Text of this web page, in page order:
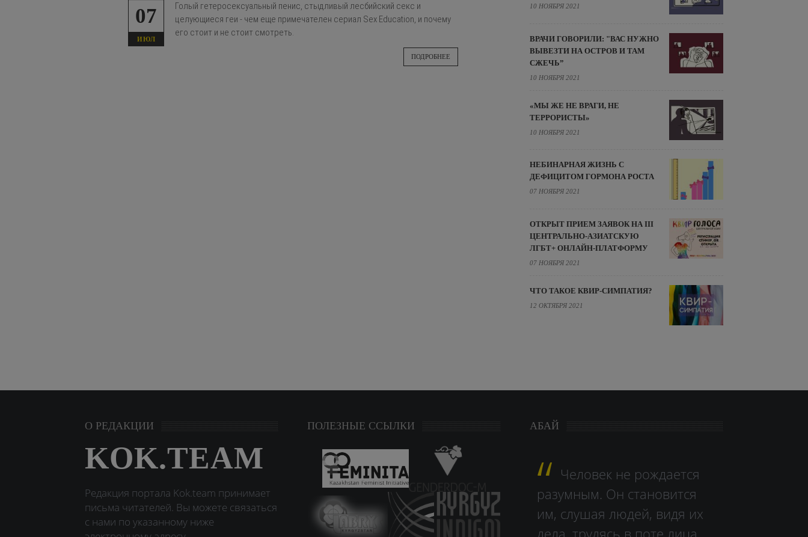
07
ИЮЛ
Голый гетеросексуальный пенис, стыдливый лесбийский секс и
целующиеся геи - чем еще примечателен сериал Sex Education, и почему
его стоит и не стоит смотреть.
ПОДРОБНЕЕ
10 НОЯБРЯ 2021
ВРАЧИ ГОВОРИЛИ: "ВАС НУЖНО
ВЫВЕЗТИ НА ОСТРОВ И ТАМ
СЖЕЧЬ”
10 НОЯБРЯ 2021
«МЫ ЖЕ НЕ ВРАГИ, НЕ
ТЕРРОРИСТЫ»
10 НОЯБРЯ 2021
НЕБИНАРНАЯ ЖИЗНЬ С
ДЕФИЦИТОМ ГОРМОНА РОСТА
07 НОЯБРЯ 2021
ОТКРЫТ ПРИЕМ ЗАЯВОК НА III
ЦЕНТРАЛЬНО-АЗИАТСКУЮ
ЛГБТ+ ОНЛАЙН-ПЛАТФОРМУ
07 НОЯБРЯ 2021
ЧТО ТАКОЕ КВИР-СИМПАТИЯ?
12 ОКТЯБРЯ 2021
О РЕДАКЦИИ
KOK.TEAM
Редакция портала Kok.team принимает
письма читателей. Вы можете связаться
с нами по указанному ниже
ПОЛЕЗНЫЕ ССЫЛКИ АБАЙ
Человек не рождается
разумным. Он становится
им, слушая людей, видя их
дела, тру­дясь в поте лица.